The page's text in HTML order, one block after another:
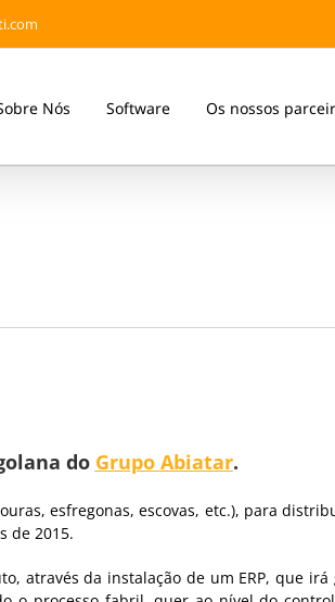
Nós Software Os nossos
do Grupo Abiatar.
esfregonas, escovas, etc.), para
de 2015.
através da instalação de um ERP, que irá